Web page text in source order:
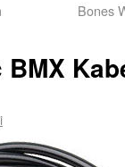
Bones